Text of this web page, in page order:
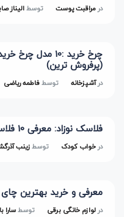
درمراقبت پوست توسطالیناز
چرخ خرید :10
(پرفروش ترین)
درآشپزخانه توسطفاطمه ریاضی
فلاسک نوزاد: معرفی 10 فلاسک کودک برتر برای نوزادان
درخواب کودک توسطزینب
معرفی و خرید بهترین
درلوازم خانگی برقی توسطسارا